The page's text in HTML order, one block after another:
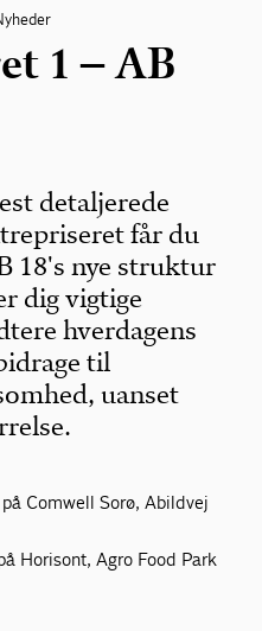
1 – AB
detaljerede
får du
18's nye struktur
dig vigtige
hverdagens
til
uanset
Comwell Sorø, Abildvej
Horisont, Agro Food Park